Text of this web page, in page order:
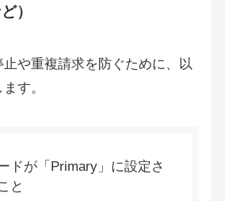
）
や重複請求を防ぐために、以
す。
ドが「Primary」に設定さ
と